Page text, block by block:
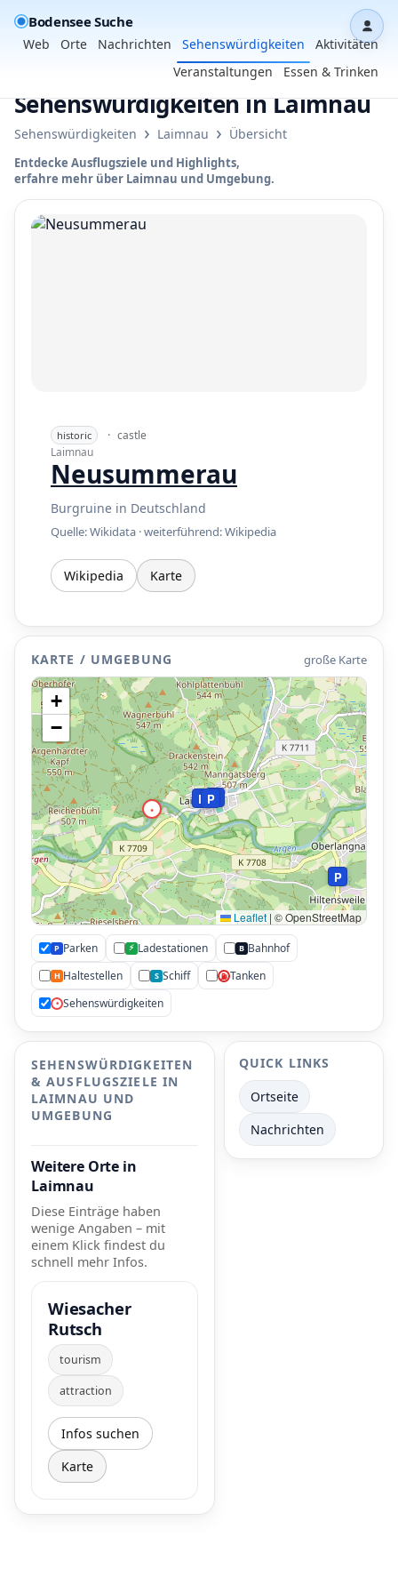
Bodensee Suche
Web Orte Nachrichten Sehenswürdigkeiten
Aktivitäten
Veranstaltungen
Essen & Trinken
Sehenswürdigkeiten in Laimnau
Sehenswürdigkeiten › Laimnau › Übersicht
Entdecke Ausflugsziele und Highlights,
erfahre mehr über Laimnau und Umgebung.
historic · castle
Laimnau
Neusummerau
Burgruine in Deutschland
Quelle: Wikidata · weiterführend:Wikipedia
Wikipedia Karte
KARTE / UMGEBUNG große Karte
P
P
P
PP
P
•
+
−
Leaflet | © OpenStreetMap
P Parken ⚡ Ladestationen B Bahnhof
H Haltestellen S Schiff ⛽ Tanken
• Sehenswürdigkeiten
SEHENSWÜRDIGKEITEN
& AUSFLUGSZIELE IN
LAIMNAU UND
UMGEBUNG
Weitere Orte in
Laimnau
Diese Einträge haben
wenige Angaben – mit
einem Klick findest du
schnell mehr Infos.
Wiesacher
Rutsch
tourism
attraction
Infos suchen
Karte
QUICK LINKS
Ortseite
Nachrichten